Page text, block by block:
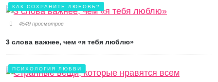
КАК СОХРАНИТЬ ЛЮБОВЬ?
4549 просмотров
3 слова важнее, чем «я тебя люблю»
ПСИХОЛОГИЯ ЛЮБВИ